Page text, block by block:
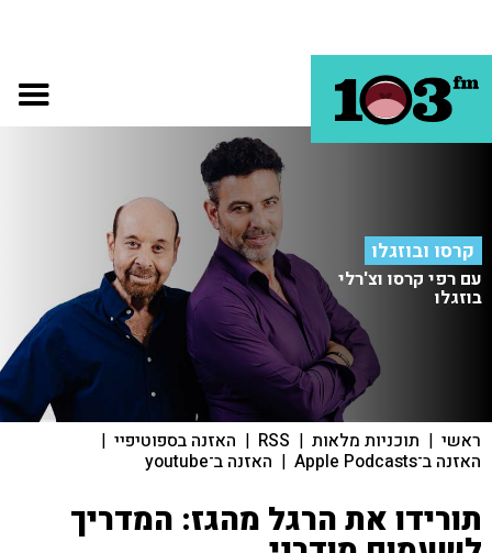
קרסו ובוזגלו
עם רפי קרסו וצ'רלי
בוזגלו
ראשי | תוכניות מלאות |
RSS
| האזנה בספוטיפיי |
האזנה ב־Apple Podcasts | האזנה ב־youtube
תורידו את הרגל מהגז: המדריך